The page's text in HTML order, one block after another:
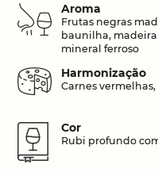
Aroma
Frutas negras
baunilha,
mineral ferroso
Harmonização
Carnes
Cor
Rubi profundo